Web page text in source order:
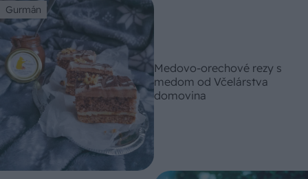
Gurmán
Medovo-orechové rezy s
medom od Včelárstva
domovina